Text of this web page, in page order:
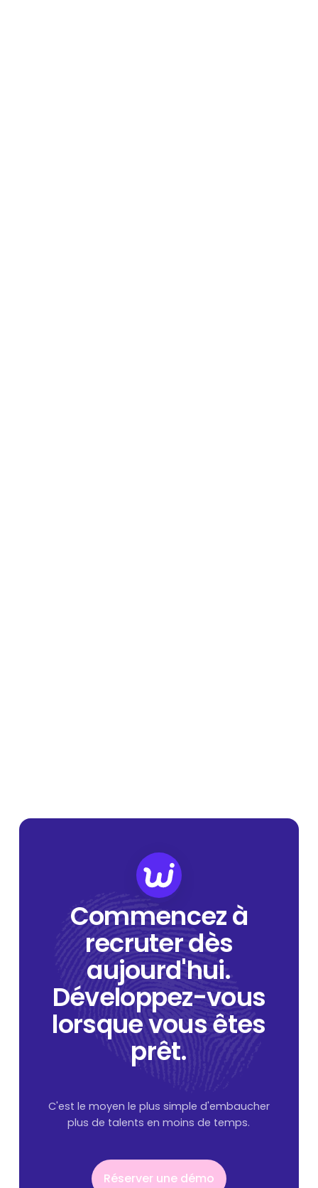
Commencez à
recruter dès
aujourd'hui.
Développez-vous
lorsque vous êtes
prêt.
C'est le moyen le plus simple d'embaucher
plus de talents en moins de temps.
Réserver une démo
Réserver une démo